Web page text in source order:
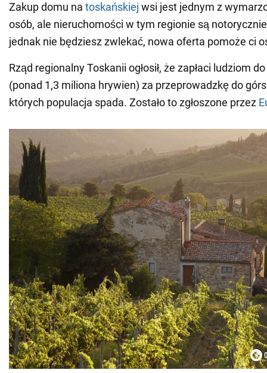
Zakup domu na toskańskiej wsi jest jednym z
osób, ale nieruchomości w tym regionie są
jednak nie będziesz zwlekać, nowa oferta pomoże ci
Rząd regionalny Toskanii ogłosił, że zapłaci ludziom
(ponad 1,3 miliona hrywien) za przeprowadzkę do
których populacja spada. Zostało to zgłoszone przez